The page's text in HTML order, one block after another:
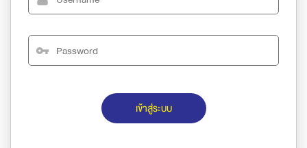
เข้าสู่ระบบ